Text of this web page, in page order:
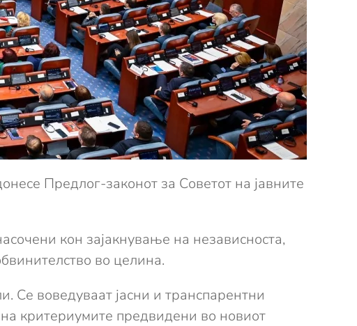
Предлог-законот за Советот на јавните
кон зајакнување на независноста,
во целина.
Се воведуваат јасни и транспарентни
критериумите предвидени во новиот